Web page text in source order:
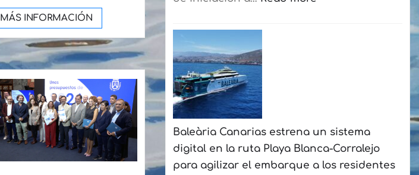
MÁS INFORMACIÓN
La
Fundación
Puertos
de
Las
Palmas
y
la
Federación
Baleària Canarias estrena un sistema
digital en la ruta Playa Blanca-Corralejo
para agilizar el embarque a los residentes